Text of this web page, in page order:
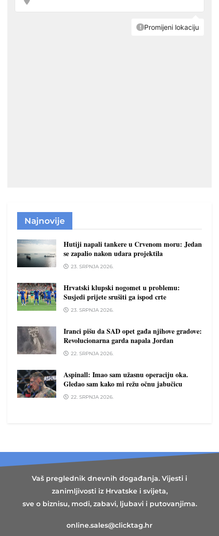
Najnovije
Hutiji napali tankere u Crvenom moru: Jedan
se zapalio nakon udara projektila
23. SRPNJA 2026.
Hrvatski klupski nogomet u problemu:
Susjedi prijete srušiti ga ispod crte
23. SRPNJA 2026.
Iranci pišu da SAD opet gađa njihove gradove:
Revolucionarna garda napala Jordan
22. SRPNJA 2026.
Aspinall: Imao sam užasnu operaciju oka.
Gledao sam kako mi režu očnu jabučicu
22. SRPNJA 2026.
Vaš preglednik dnevnih događanja. Vijesti i
zanimljivosti iz Hrvatske i svijeta,
sve o biznisu, modi, zabavi, ljubavi i putovanjima.
online.sales@clicktag.hr